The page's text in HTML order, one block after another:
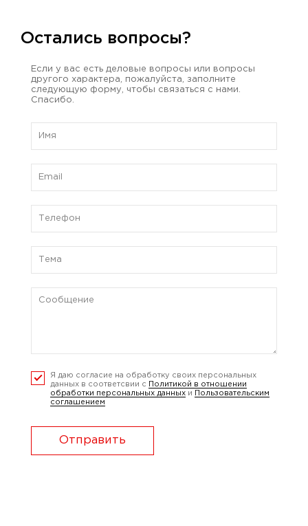
Остались вопросы?
Если у вас есть деловые вопросы или вопросы
другого характера, пожалуйста, заполните
следующую форму, чтобы связаться с нами.
Спасибо.
Я даю согласие на обработку своих персональных
данных в соответсвии с
Политикой в отношении
обработки персональных данных и
Пользовательским
соглашением
Отправить